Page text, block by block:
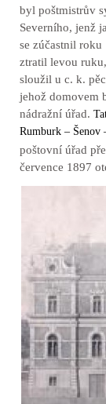
byl poštmistrův
Severního, jenž
se zúčastnil
ztratil levou
sloužil u c. k.
jehož domovem
nádražní úřad.
Rumburk – Šenov
poštovní úřad
července 1897